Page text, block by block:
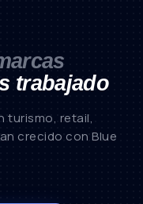
trabajado
turismo, retail,
crecido con Blue